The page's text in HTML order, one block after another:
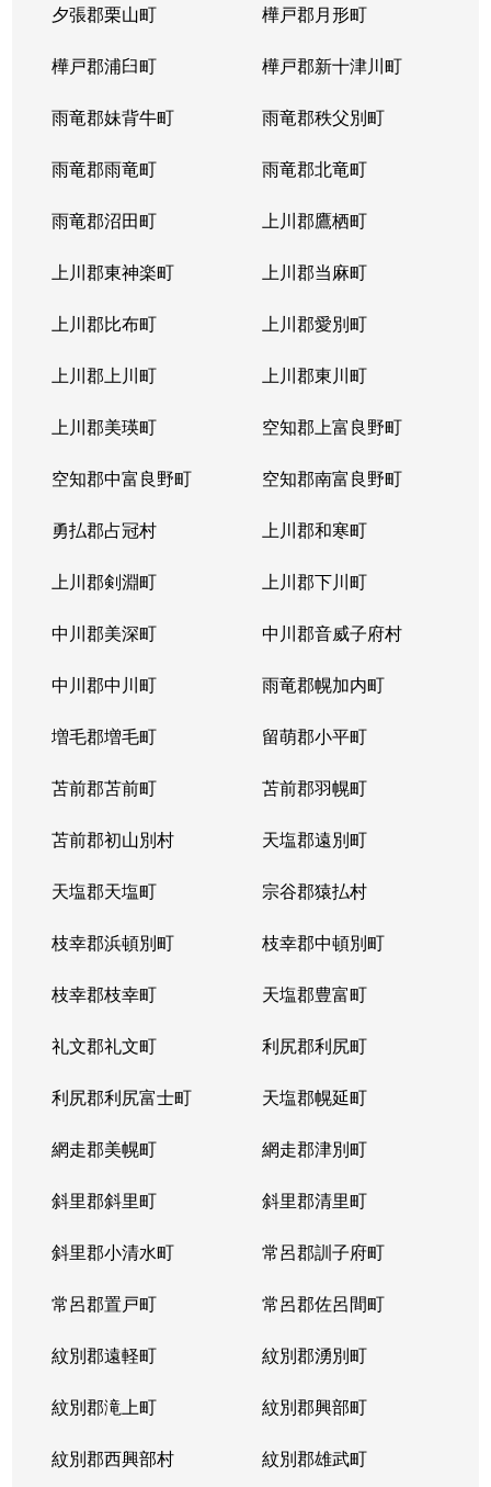
夕張郡栗山町 樺戸郡月形町
樺戸郡浦臼町 樺戸郡新十津川町
雨竜郡妹背牛町 雨竜郡秩父別町
雨竜郡雨竜町 雨竜郡北竜町
雨竜郡沼田町 上川郡鷹栖町
上川郡東神楽町 上川郡当麻町
上川郡比布町 上川郡愛別町
上川郡上川町 上川郡東川町
上川郡美瑛町 空知郡上富良野町
空知郡中富良野町 空知郡南富良野町
勇払郡占冠村 上川郡和寒町
上川郡剣淵町 上川郡下川町
中川郡美深町 中川郡音威子府村
中川郡中川町 雨竜郡幌加内町
増毛郡増毛町 留萌郡小平町
苫前郡苫前町 苫前郡羽幌町
苫前郡初山別村 天塩郡遠別町
天塩郡天塩町 宗谷郡猿払村
枝幸郡浜頓別町 枝幸郡中頓別町
枝幸郡枝幸町 天塩郡豊富町
礼文郡礼文町 利尻郡利尻町
利尻郡利尻富士町 天塩郡幌延町
網走郡美幌町 網走郡津別町
斜里郡斜里町 斜里郡清里町
斜里郡小清水町 常呂郡訓子府町
常呂郡置戸町 常呂郡佐呂間町
紋別郡遠軽町 紋別郡湧別町
紋別郡滝上町 紋別郡興部町
紋別郡西興部村 紋別郡雄武町